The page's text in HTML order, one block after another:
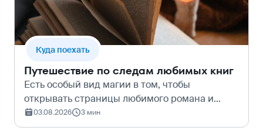
Куда поехать
Путешествие по следам любимых книг
Есть особый вид магии в том, чтобы
открывать страницы любимого романа и
чувствовать, как оживают давние истории. Но
ещё большее волнение охватывает, когда вы
03.08.2026 3 мин